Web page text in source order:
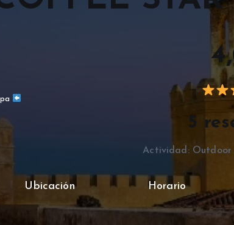
5
Actividad:
Ubicación Horario